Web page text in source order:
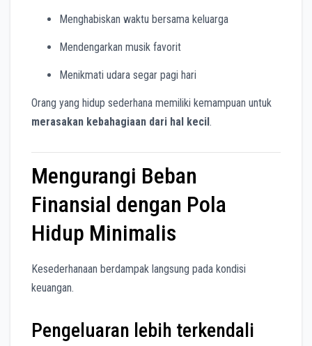
Menghabiskan waktu bersama keluarga
Mendengarkan musik favorit
Menikmati udara segar pagi hari
Orang yang hidup sederhana memiliki kemampuan untuk
merasakan kebahagiaan dari hal kecil.
Mengurangi Beban
Finansial dengan Pola
Hidup Minimalis
Kesederhanaan berdampak langsung pada kondisi
keuangan.
Pengeluaran lebih terkendali